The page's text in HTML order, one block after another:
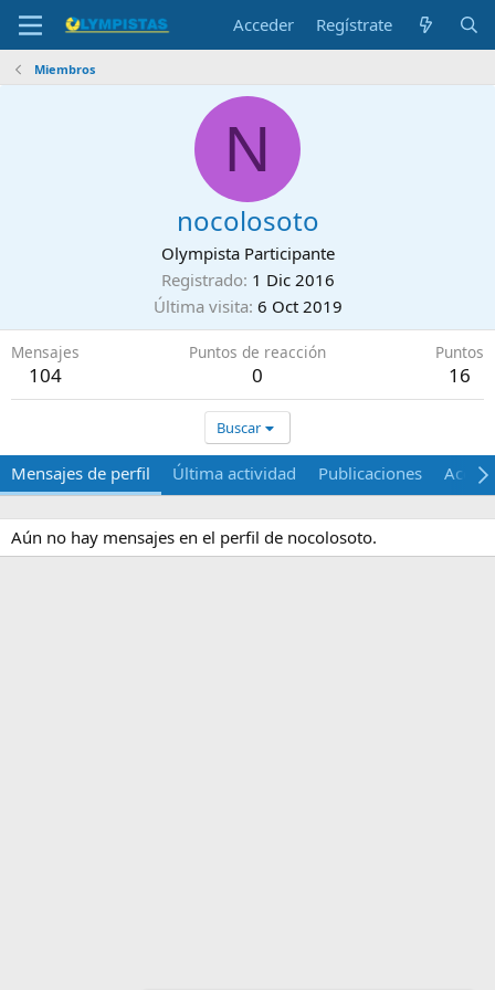
Acceder Regístrate
Miembros
N
nocolosoto
Olympista Participante
Registrado 1 Dic 2016
Última visita 6 Oct 2019
Mensajes
104
Puntos de reacción
0
Puntos
16
Buscar
Mensajes de perfil Última actividad Publicaciones Acerca
Aún no hay mensajes en el perfil de nocolosoto.